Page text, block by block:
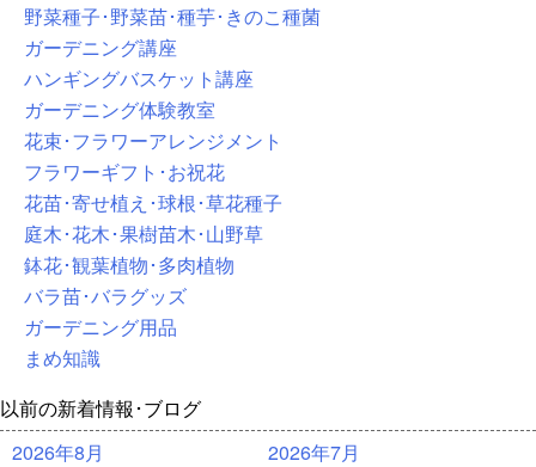
野菜種子･野菜苗･種芋･きのこ種菌
ガーデニング講座
ハンギングバスケット講座
ガーデニング体験教室
花束･フラワーアレンジメント
フラワーギフト･お祝花
花苗･寄せ植え･球根･草花種子
庭木･花木･果樹苗木･山野草
鉢花･観葉植物･多肉植物
バラ苗･バラグッズ
ガーデニング用品
まめ知識
以前の新着情報･ブログ
2026年8月
2026年7月